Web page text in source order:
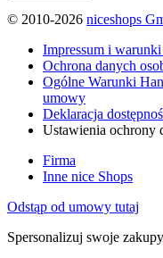
© 2010-2026 niceshops
Impressum i
Ochrona danych
Ogólne Warunki
umowy
Deklaracja
Ustawienia ochrony
Firma
Inne nice Shops
Odstąp od umowy tutaj
Spersonalizuj swoje zakupy